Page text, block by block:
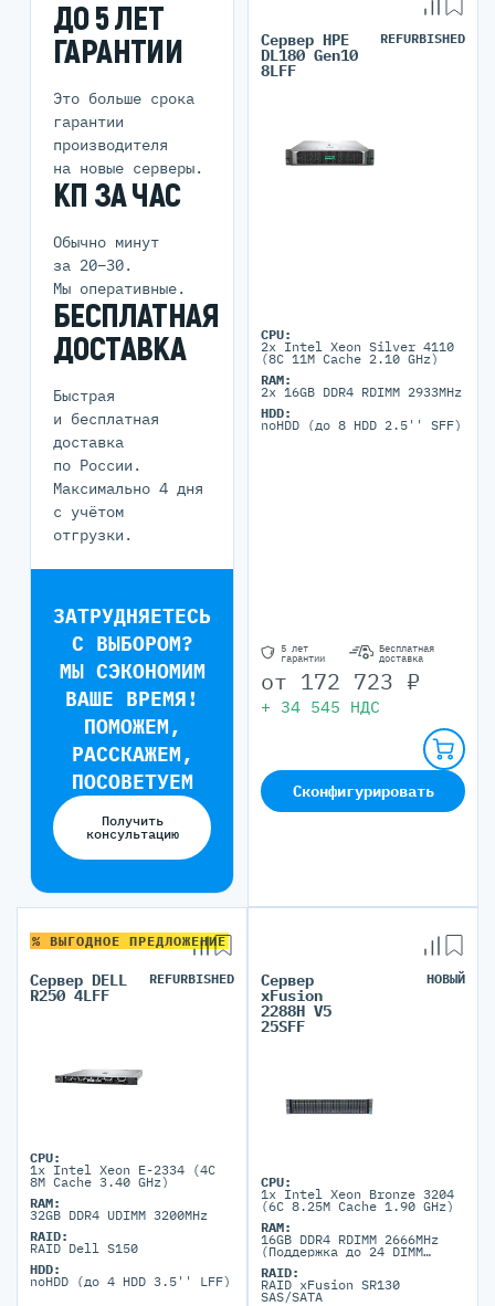
ДО 5 ЛЕТ
ГАРАНТИИ
Это больше срока
гарантии
производителя
на новые серверы.
КП ЗА ЧАС
Обычно минут
за 20–30.
Мы оперативные.
БЕСПЛАТНАЯ
ДОСТАВКА
Быстрая
и бесплатная
доставка
по России.
Максимально 4 дня
с учётом
отгрузки.
ЗАТРУДНЯЕТЕСЬ
С ВЫБОРОМ?
МЫ СЭКОНОМИМ
ВАШЕ ВРЕМЯ!
ПОМОЖЕМ,
РАССКАЖЕМ,
ПОСОВЕТУЕМ
Получить
консультацию
Сервер HPE
DL180 Gen10
8LFF
REFURBISHED
CPU:
2x Intel Xeon Silver 4110
(8C 11M Cache 2.10 GHz)
RAM:
2x 16GB DDR4 RDIMM 2933MHz
HDD:
noHDD (до 8 HDD 2.5'' SFF)
5 лет
гарантии
Бесплатная
доставка
от 172 723 ₽
+ 34 545 НДС
Сконфигурировать
% ВЫГОДНОЕ ПРЕДЛОЖЕНИЕ
Сервер DELL
R250 4LFF
REFURBISHED
CPU:
1x Intel Xeon E-2334 (4C
8M Cache 3.40 GHz)
RAM:
32GB DDR4 UDIMM 3200MHz
RAID:
RAID Dell S150
HDD:
noHDD (до 4 HDD 3.5'' LFF)
Сервер
xFusion
2288H V5
25SFF
НОВЫЙ
CPU:
1x Intel Xeon Bronze 3204
(6C 8.25M Cache 1.90 GHz)
RAM:
16GB DDR4 RDIMM 2666MHz
(Поддержка до 24 DIMM
RAID:
RAID xFusion SR130
SAS/SATA